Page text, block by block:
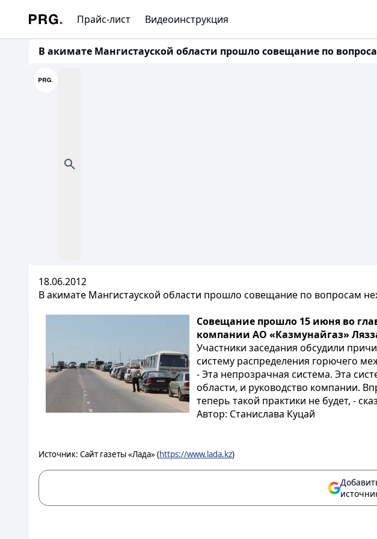
Прайс-лист Видеоинструкция
В акимате Мангистауской области прошло совещание по
18.06.2012
В акимате Мангистауской области прошло совещание по вопросам
Совещание прошло 15 июня во
компании АО «Казмунайгаз»
Участники заседания обсудили
систему распределения горючего
- Эта непрозрачная система. Эта
области, и руководство компании.
теперь такой практики не будет, -
Автор: Станислава Куцай
Источник: Сайт газеты «Лада» (https://www.lada.kz)